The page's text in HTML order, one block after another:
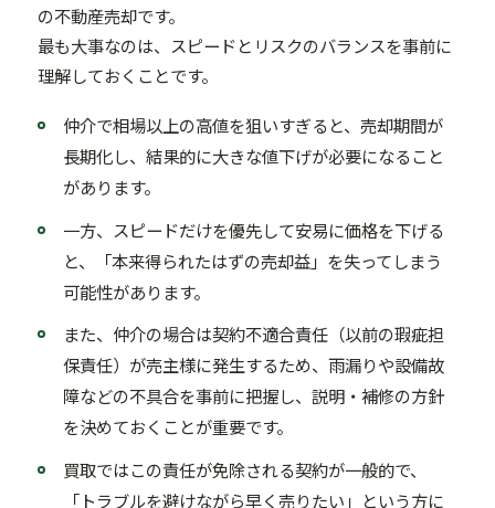
の不動産売却です。
最も大事なのは、スピードとリスクのバランスを事前に
理解しておくことです。
仲介で相場以上の高値を狙いすぎると、売却期間が
長期化し、結果的に大きな値下げが必要になること
があります。
一方、スピードだけを優先して安易に価格を下げる
と、「本来得られたはずの売却益」を失ってしまう
可能性があります。
また、仲介の場合は契約不適合責任（以前の瑕疵担
保責任）が売主様に発生するため、雨漏りや設備故
障などの不具合を事前に把握し、説明・補修の方針
を決めておくことが重要です。
買取ではこの責任が免除される契約が一般的で、
「トラブルを避けながら早く売りたい」という方に